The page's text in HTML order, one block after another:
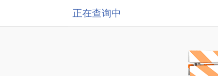
正在查询中